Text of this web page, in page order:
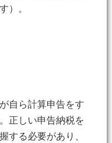
）。
自ら計算申告をす
正しい申告納税を
する必要があり、